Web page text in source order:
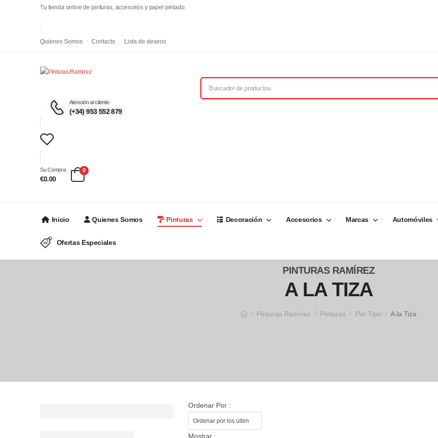
Tu tienda online de pinturas, accesorios y papel pintado.
Quienes Somos Contacto Lista de deseos
Atención al cliente:
(+34) 953 552 879
Su Compra
€0.00
0
Inicio Quienes Somos Pinturas Decoración Accesorios Marcas Automóviles
Ofertas Especiales
PINTURAS RAMÍREZ
A LA TIZA
/ Pinturas Ramírez / Pinturas / Por Tipo / A la Tiza
Ordenar Por :
Mostrar :